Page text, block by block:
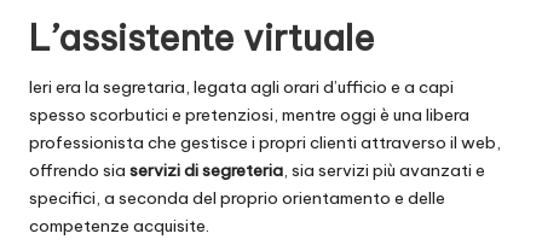
L’assistente virtuale
Ieri era la segretaria, legata agli orari d’ufficio e a capi
spesso scorbutici e pretenziosi, mentre oggi è una libera
professionista che gestisce i propri clienti attraverso il web,
offrendo sia servizi di segreteria, sia servizi più avanzati e
specifici, a seconda del proprio orientamento e delle
competenze acquisite.